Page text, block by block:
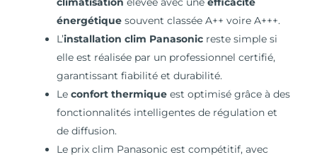
énergétiquesouvent classée A++ voire A+++.
L’installation clim Panasonicreste simple si
elle est réalisée par un professionnel certifié,
garantissant fiabilité et durabilité.
Le confort thermiqueest optimisé grâce à des
fonctionnalités intelligentes de régulation et
de diffusion.
Le prix clim Panasonic est compétitif, avec